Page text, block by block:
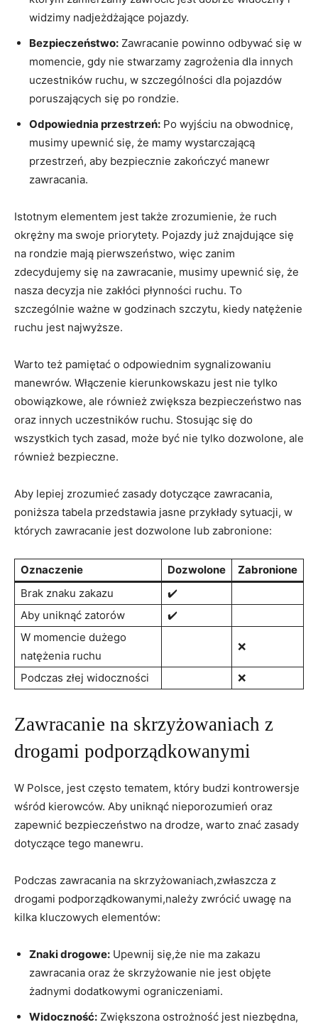
widzimy nadjeżdżające pojazdy.
Bezpieczeństwo: Zawracanie powinno odbywać się w
momencie, gdy nie stwarzamy zagrożenia dla innych
uczestników ruchu, w szczególności dla pojazdów
poruszających się po rondzie.
Odpowiednia przestrzeń: Po wyjściu na obwodnicę,
musimy upewnić się, że mamy wystarczającą
przestrzeń, aby bezpiecznie zakończyć manewr
zawracania.
Istotnym elementem jest także zrozumienie, że ruch
okrężny ma swoje priorytety. Pojazdy już znajdujące się
na rondzie mają pierwszeństwo, więc zanim
zdecydujemy się na zawracanie, musimy upewnić się, że
nasza decyzja nie zakłóci płynności ruchu. To
szczególnie ważne w godzinach szczytu, kiedy natężenie
ruchu jest najwyższe.
Warto też pamiętać o odpowiednim sygnalizowaniu
manewrów. Włączenie kierunkowskazu jest nie tylko
obowiązkowe, ale również zwiększa bezpieczeństwo nas
oraz innych uczestników ruchu. Stosując się do
wszystkich tych zasad, może być nie tylko dozwolone, ale
również bezpieczne.
Aby lepiej zrozumieć zasady dotyczące zawracania,
poniższa tabela przedstawia jasne przykłady sytuacji, w
których zawracanie jest dozwolone lub zabronione:
Oznaczenie Dozwolone
Zabronione
Brak znaku zakazu
✔️
Aby uniknąć zatorów
✔️
W momencie dużego
natężenia ruchu
❌
Podczas złej widoczności ❌
Zawracanie na skrzyżowaniach z
drogami podporządkowanymi
W Polsce, jest często tematem, który budzi kontrowersje
wśród kierowców. Aby uniknąć nieporozumień oraz
zapewnić bezpieczeństwo na drodze, warto znać zasady
dotyczące tego manewru.
Podczas zawracania na skrzyżowaniach,zwłaszcza z
drogami podporządkowanymi,należy zwrócić uwagę na
kilka kluczowych elementów:
Znaki drogowe: Upewnij się,że nie ma zakazu
zawracania oraz że skrzyżowanie nie jest objęte
żadnymi dodatkowymi ograniczeniami.
Widoczność: Zwiększona ostrożność jest niezbędna,